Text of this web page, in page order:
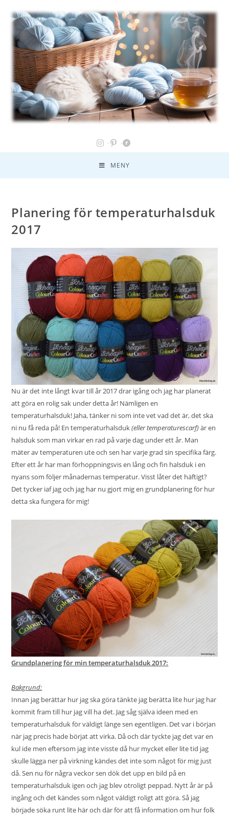
MENY
Planering för temperaturhalsduk
2017
Nu är det inte långt kvar till år 2017 drar igång och jag har planerat
att göra en rolig sak under detta år! Nämligen en
temperaturhalsduk! Jaha, tänker ni som inte vet vad det är, det ska
ni nu få reda på! En temperaturhalsduk(eller temperaturescarf)är en
halsduk som man virkar en rad på varje dag under ett år. Man
mäter av temperaturen ute och sen har varje grad sin specifika färg.
Efter ett år har man förhoppningsvis en lång och fin halsduk i en
nyans som följer månadernas temperatur. Visst låter det häftigt?
Det tycker iaf jag och jag har nu gjort mig en grundplanering för hur
detta ska fungera för mig!
Grundplanering för min temperaturhalsduk 2017:
Bakgrund:
Innan jag berättar hur jag ska göra tänkte jag berätta lite hur jag har
kommit fram till hur jag vill ha det. Jag såg själva ideen med en
temperaturhalsduk för väldigt länge sen egentligen. Det var i början
när jag precis hade börjat att virka. Då och där tyckte jag det var en
kul ide men eftersom jag inte visste då hur mycket eller lite tid jag
skulle lägga ner på virkning kändes det inte som något för mig just
då. Sen nu för några veckor sen dök det upp en bild på en
temperaturhalsduk igen och jag blev otroligt peppad. Nytt år är på
ingång och det kändes som något väldigt roligt att göra. Så jag
började söka runt lite här och där för att få information om hur folk